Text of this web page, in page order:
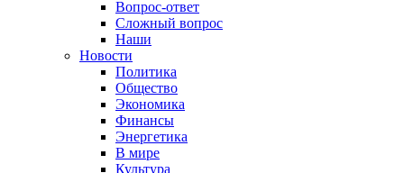
Вопрос-ответ
Сложный вопрос
Наши
Новости
Политика
Общество
Экономика
Финансы
Энергетика
В мире
Культура